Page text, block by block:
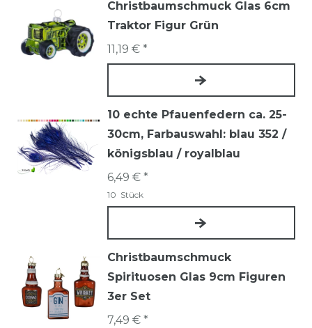
Christbaumschmuck Glas 6cm
Traktor Figur Grün
11,19 € *
10 echte Pfauenfedern ca. 25-
30cm, Farbauswahl: blau 352 /
königsblau / royalblau
6,49 € *
10 Stück
Christbaumschmuck
Spirituosen Glas 9cm Figuren
3er Set
7,49 € *